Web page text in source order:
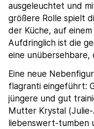
ausgeleuchtet und
größere Rolle spielt
der Küche, auf
Aufdringlich ist die
eine unübersehbare,
Eine neue
flagranti eingeführt:
jüngere und gut
Mutter Krystal
liebenswert-tumben